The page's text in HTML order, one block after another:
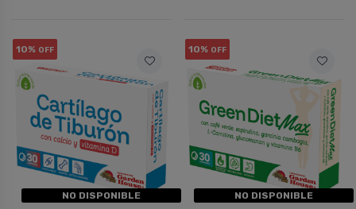
10% OFF
NO DISPONIBLE
10% OFF
NO DISPONIBLE